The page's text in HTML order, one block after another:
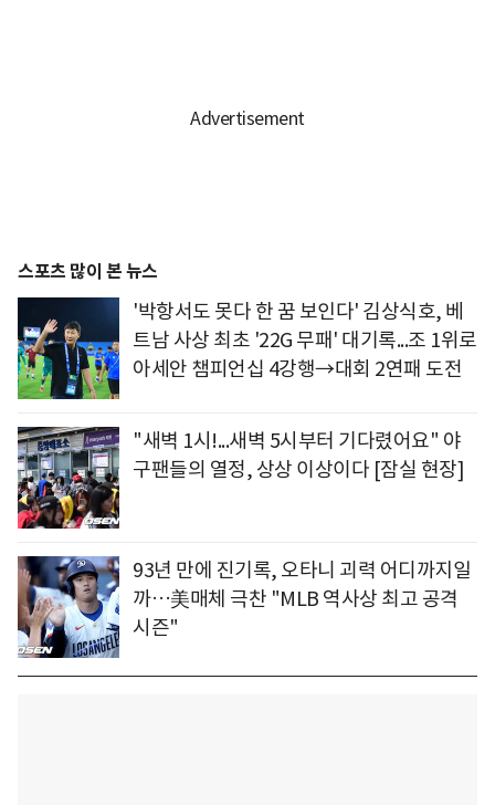
스포츠 많이 본 뉴스
'박항서도 못다 한 꿈 보인다' 김상식호, 베
트남 사상 최초 '22G 무패' 대기록...조 1위로
아세안 챔피언십 4강행→대회 2연패 도전
"새벽 1시!...새벽 5시부터 기다렸어요" 야
구팬들의 열정, 상상 이상이다 [잠실 현장]
93년 만에 진기록, 오타니 괴력 어디까지일
까…美매체 극찬 "MLB 역사상 최고 공격
시즌"